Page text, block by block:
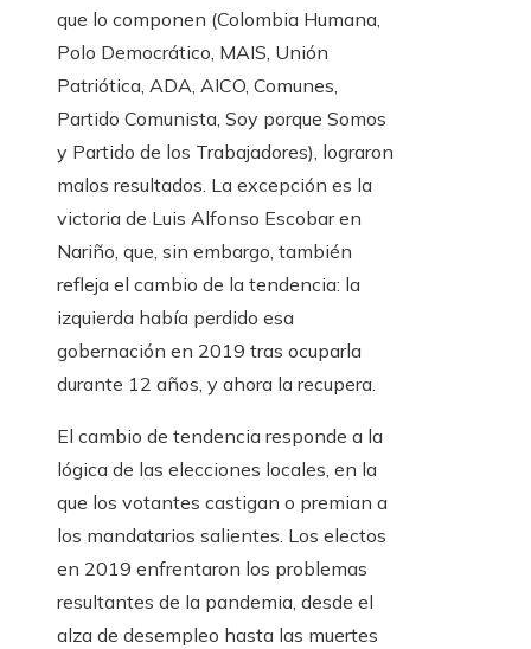
que lo componen (Colombia Humana,
Polo Democrático, MAIS, Unión
Patriótica, ADA, AICO, Comunes,
Partido Comunista, Soy porque Somos
y Partido de los Trabajadores), lograron
malos resultados. La excepción es la
victoria de Luis Alfonso Escobar en
Nariño, que, sin embargo, también
refleja el cambio de la tendencia: la
izquierda había perdido esa
gobernación en 2019 tras ocuparla
durante 12 años, y ahora la recupera.
El cambio de tendencia responde a la
lógica de las elecciones locales, en la
que los votantes castigan o premian a
los mandatarios salientes. Los electos
en 2019 enfrentaron los problemas
resultantes de la pandemia, desde el
alza de desempleo hasta las muertes